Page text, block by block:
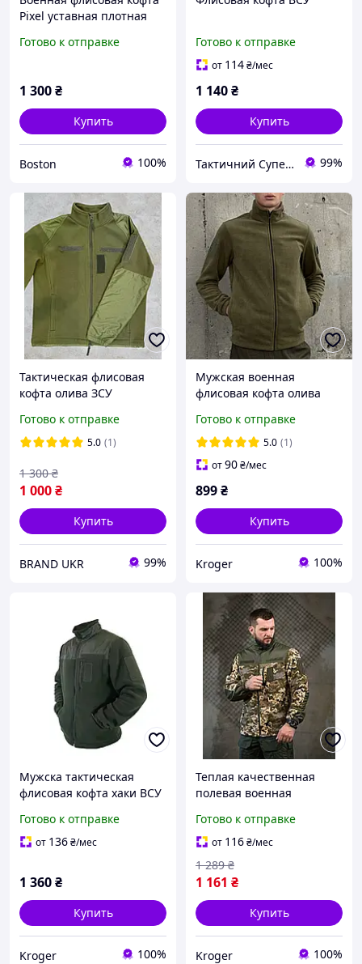
Pixel уставная плотная
флисовая кофта
Готово к отправке
1 300₴
Купить
Boston 100%
Готово к отправке
от 114₴/мес
1 140₴
Купить
Тактичний Супермаркет 99%
Тактическая флисовая
кофта олива ЗСУ
тактическая флиска
олива
Готово к отправке
5.0 (1)
1 000₴
1 300 ₴
Купить
BRAND UKR 99%
Мужская военная
флисовая кофта олива
Тактическая теплая
флиска
Готово к отправке
5.0 (1)
от90₴/мес
899₴
Купить
Kroger 100%
Мужска тактическая
флисовая кофта хаки ВСУ
панелями
Готово к отправке
от 136₴/мес
1 360₴
Купить
Kroger 100%
Теплая качественная
полевая военная
ЗСУ
Готово к отправке
от 116₴/мес
1 161 ₴
1 289 ₴
Купить
Kroger 100%